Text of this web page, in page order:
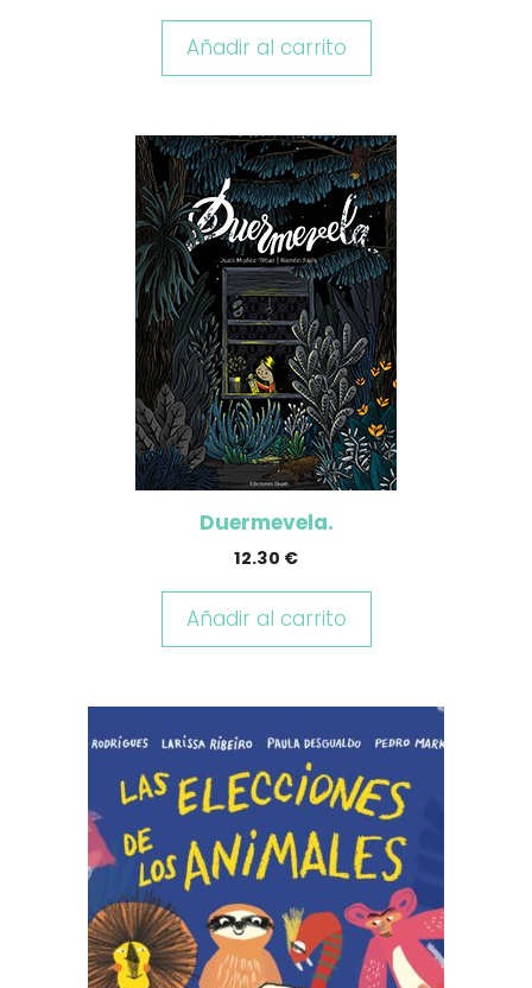
Añadir al carrito
Duermevela.
12.30 €
Añadir al carrito